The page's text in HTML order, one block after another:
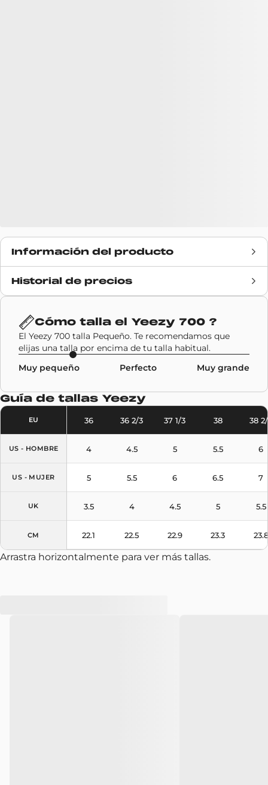
Información del producto
Fecha de lanzamiento
Precio de venta
Marca Adidas,Yeezy
Código SKU G54850
Modelo Yeezy 700
Historial de precios
Cómo talla el Yeezy 700 ?
El Yeezy 700 talla Pequeño. Te recomendamos que
elijas una talla por encima de tu talla habitual.
Muy pequeño
Perfecto Muy grande
Guía de tallas Yeezy
EU
US - HOMBRE
US - MUJER
UK
CM
36 36 2/3 37 1/3 38 38
4 4.5 5 5.5 6
5 5.5 6 6.5 7
3.5 4 4.5 5 5.5
22.1 22.5 22.9 23.3 23.8
Arrastra horizontalmente para ver más tallas.